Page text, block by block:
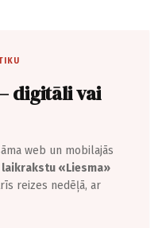
digitāli vai
web un mobilajās
«Liesma»
reizes nedēļā, ar